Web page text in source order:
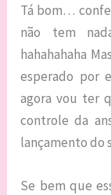
Tá bom…
não tem
hahahahaha
esperado por
agora vou ter
controle da
lançamento do
Se bem que